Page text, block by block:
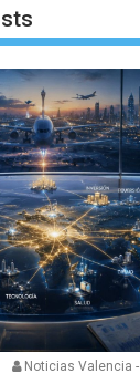
Noticias Valencia -